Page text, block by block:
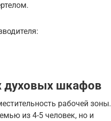
духовых шкафов
рабочей зоны.
из 4-5 человек, но и